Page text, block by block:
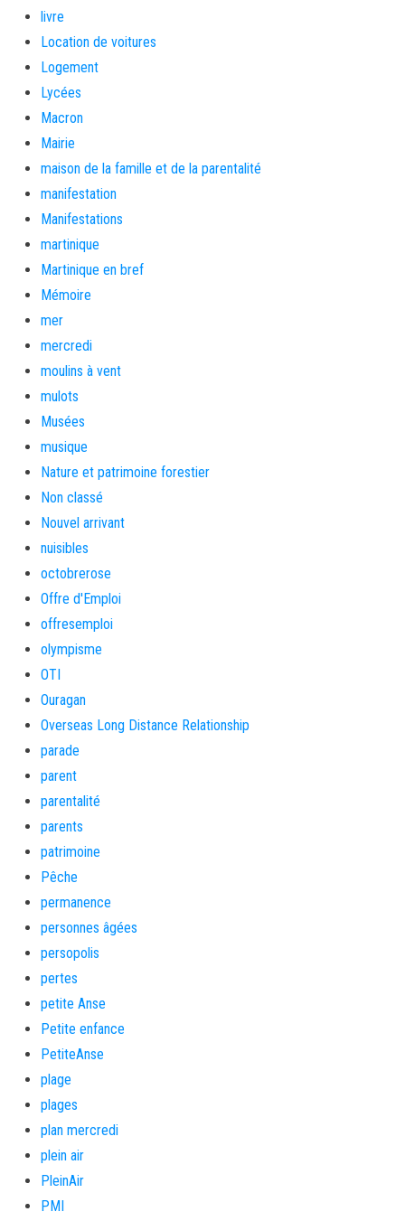
livre
Location de voitures
Logement
Lycées
Macron
Mairie
maison de la famille et de la parentalité
manifestation
Manifestations
martinique
Martinique en bref
Mémoire
mer
mercredi
moulins à vent
mulots
Musées
musique
Nature et patrimoine forestier
Non classé
Nouvel arrivant
nuisibles
octobrerose
Offre d'Emploi
offresemploi
olympisme
OTI
Ouragan
Overseas Long Distance Relationship
parade
parent
parentalité
parents
patrimoine
Pêche
permanence
personnes âgées
persopolis
pertes
petite Anse
Petite enfance
PetiteAnse
plage
plages
plan mercredi
plein air
PleinAir
PMI